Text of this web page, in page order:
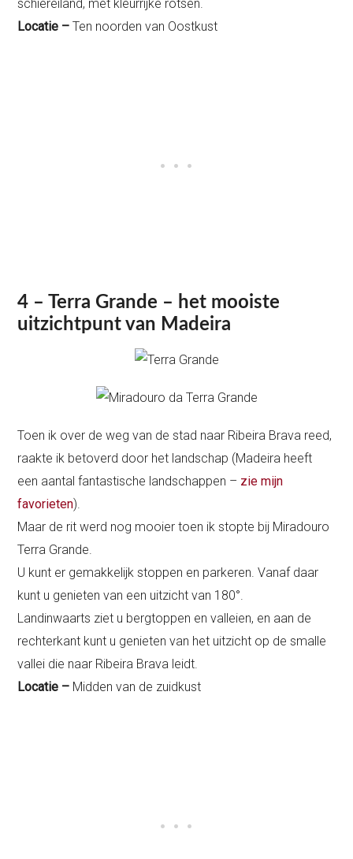
schiereiland, met kleurrijke rotsen.
Locatie –Ten noorden van Oostkust
4 – Terra Grande – het mooiste
uitzichtpunt van Madeira
Toen ik over de weg van de stad naar Ribeira Brava reed,
raakte ik betoverd door het landschap (Madeira heeft
een aantal fantastische landschappen – zie mijn
favorieten).
Maar de rit werd nog mooier toen ik stopte bij Miradouro
Terra Grande.
U kunt er gemakkelijk stoppen en parkeren. Vanaf daar
kunt u genieten van een uitzicht van 180°.
Landinwaarts ziet u bergtoppen en valleien, en aan de
rechterkant kunt u genieten van het uitzicht op de smalle
vallei die naar Ribeira Brava leidt.
Locatie – Midden van de zuidkust